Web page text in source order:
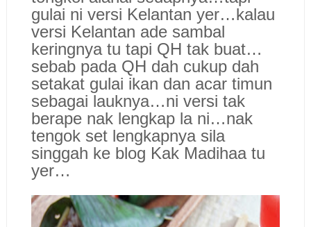
gulai ni versi Kelantan yer…kalau
versi Kelantan ade sambal
keringnya tu tapi QH tak buat…
sebab pada QH dah cukup dah
setakat gulai ikan dan acar timun
sebagai lauknya…ni versi tak
berape nak lengkap la ni…nak
tengok set lengkapnya sila
singgah ke blog Kak Madihaa tu
yer…